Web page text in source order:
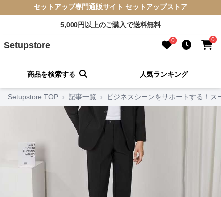
セットアップ専門通販サイト セットアップストア
5,000円以上のご購入で送料無料
Setupstore 0 0
商品を検索する 人気ランキング
Setupstore TOP › 記事一覧 › ビジネスシーンをサポートする！